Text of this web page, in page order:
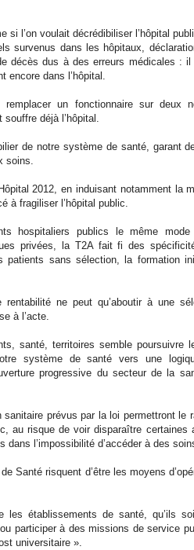
si l’on voulait décrédibiliser l’hôpital
survenus dans les hôpitaux,
décès dus à des erreurs médicales :
encore dans l’hôpital.
remplacer un fonctionnaire sur deux
souffre déjà l’hôpital.
de notre système de santé, garant
soins.
2012, en induisant notamment la
à fragiliser l’hôpital public.
hospitaliers publics le même
privées, la T2A fait fi des
patients sans sélection, la formation
ne peut qu’aboutir à une
à l’acte.
santé, territoires semble poursuivre
système de santé vers une
progressive du secteur de la
prévus par la loi permettront le
au risque de voir disparaître certaines
l’impossibilité d’accéder à des
Santé risquent d’être les moyens
les établissements de santé, qu’ils
participer à des missions de service
universitaire ».